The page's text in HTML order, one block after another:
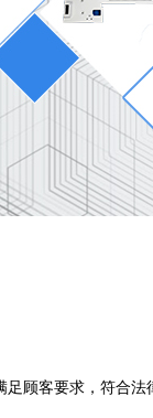
顾客要求，符合